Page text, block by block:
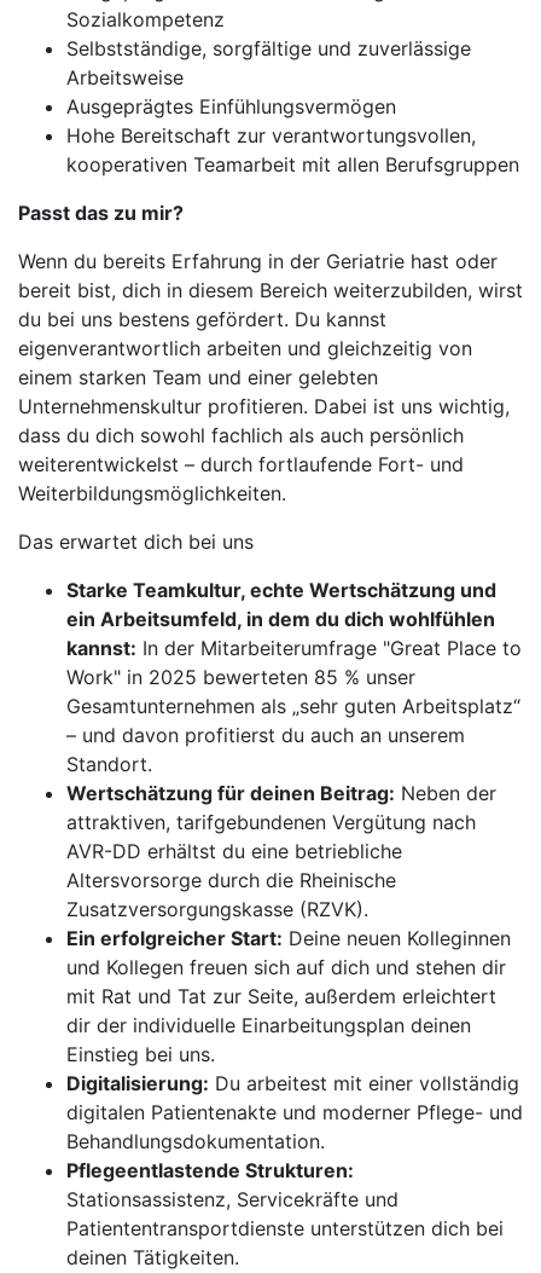
Sozialkompetenz
Selbstständige, sorgfältige und zuverlässige
Arbeitsweise
Ausgeprägtes Einfühlungsvermögen
Hohe Bereitschaft zur verantwortungsvollen,
kooperativen Teamarbeit mit allen Berufsgruppen
Passt das zu mir?
Wenn du bereits Erfahrung in der Geriatrie hast oder
bereit bist, dich in diesem Bereich weiterzubilden, wirst
du bei uns bestens gefördert. Du kannst
eigenverantwortlich arbeiten und gleichzeitig von
einem starken Team und einer gelebten
Unternehmenskultur profitieren. Dabei ist uns wichtig,
dass du dich sowohl fachlich als auch persönlich
weiterentwickelst – durch fortlaufende Fort- und
Weiterbildungsmöglichkeiten.
Das erwartet dich bei uns
Starke Teamkultur, echte Wertschätzung und
ein Arbeitsumfeld, in dem du dich wohlfühlen
kannst: In der Mitarbeiterumfrage "Great Place to
Work" in 2025 bewerteten 85 % unser
Gesamtunternehmen als „sehr guten Arbeitsplatz“
– und davon profitierst du auch an unserem
Standort.
Wertschätzung für deinen Beitrag: Neben der
attraktiven, tarifgebundenen Vergütung nach
AVR-DD erhältst du eine betriebliche
Altersvorsorge durch die Rheinische
Zusatzversorgungskasse (RZVK).
Ein erfolgreicher Start: Deine neuen Kolleginnen
und Kollegen freuen sich auf dich und stehen dir
mit Rat und Tat zur Seite, außerdem erleichtert
dir der individuelle Einarbeitungsplan deinen
Einstieg bei uns.
Digitalisierung: Du arbeitest mit einer vollständig
digitalen Patientenakte und moderner Pflege- und
Behandlungsdokumentation.
Pflegeentlastende Strukturen:
Stationsassistenz, Servicekräfte und
Patiententransportdienste unterstützen dich bei
deinen Tätigkeiten.